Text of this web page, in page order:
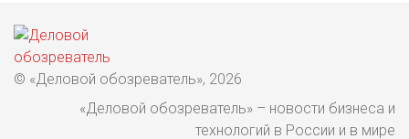
© «Деловой обозреватель», 2026
«Деловой обозреватель» – новости бизнеса и
технологий в России и в мире